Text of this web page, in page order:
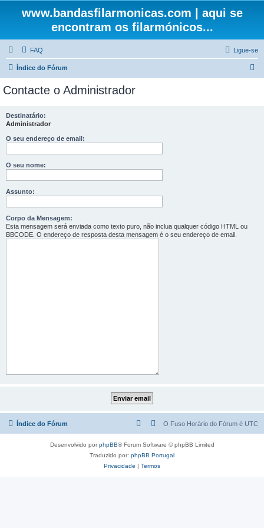
www.bandasfilarmonicas.com | aqui se
encontram os filarmónicos...
FAQ Ligue-se
Índice do Fórum
Contacte o Administrador
Destinatário:
Administrador
O seu endereço de email:
O seu nome:
Assunto:
Corpo da Mensagem:
Esta mensagem será enviada como texto puro, não inclua qualquer código HTML ou
BBCODE. O endereço de resposta desta mensagem é o seu endereço de email.
Índice do Fórum O Fuso Horário do Fórum é UTC
Desenvolvido porphpBB® Forum Software © phpBB Limited
Traduzido por: phpBB Portugal
Privacidade | Termos